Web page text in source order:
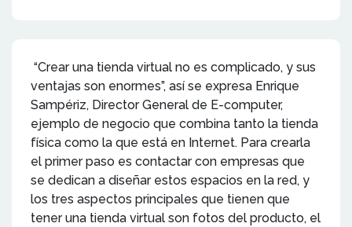
“Crear una tienda virtual no es complicado, y sus
ventajas son enormes”, así se expresa Enrique
Sampériz, Director General de E-computer,
ejemplo de negocio que combina tanto la tienda
física como la que está en Internet. Para crearla
el primer paso es contactar con empresas que
se dedican a diseñar estos espacios en la red, y
los tres aspectos principales que tienen que
tener una tienda virtual son fotos del producto, el